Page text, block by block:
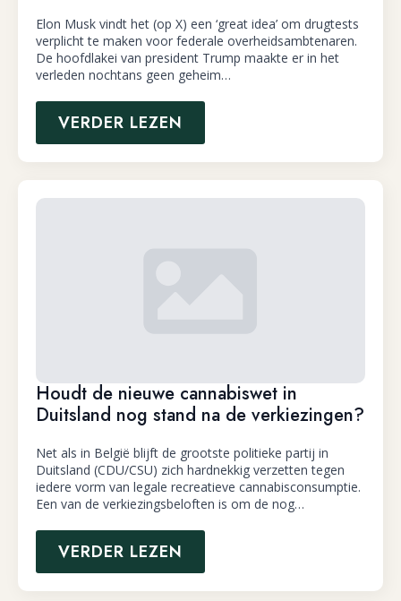
Elon Musk vindt het (op X) een ‘great idea’ om drugtests
verplicht te maken voor federale overheidsambtenaren.
De hoofdlakei van president Trump maakte er in het
verleden nochtans geen geheim…
VERDER LEZEN
Houdt de nieuwe cannabiswet in
Duitsland nog stand na de verkiezingen?
Net als in België blijft de grootste politieke partij in
Duitsland (CDU/CSU) zich hardnekkig verzetten tegen
iedere vorm van legale recreatieve cannabisconsumptie.
Een van de verkiezingsbeloften is om de nog…
VERDER LEZEN